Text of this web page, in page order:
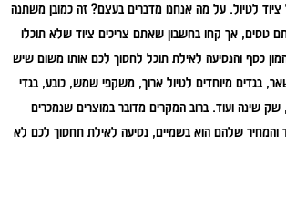
לטיול. על מה אנחנו מדברים בעצם? זה כמובן משתנה
טסים, אך קחו בחשבון שאתם צריכים ציוד שלא תוכלו
המון כסף והנסיעה לאילת תוכל לחסוך לכם אותו משום שיש
בגדים מיוחדים לטיול ארוך, משקפי שמש, כובע, בגדי
שינה ועוד. ברוב המקרים מדובר במוצרים שנמכרים
והמחיר שלהם הוא בשמיים, נסיעה לאילת תחסוך לכם לא